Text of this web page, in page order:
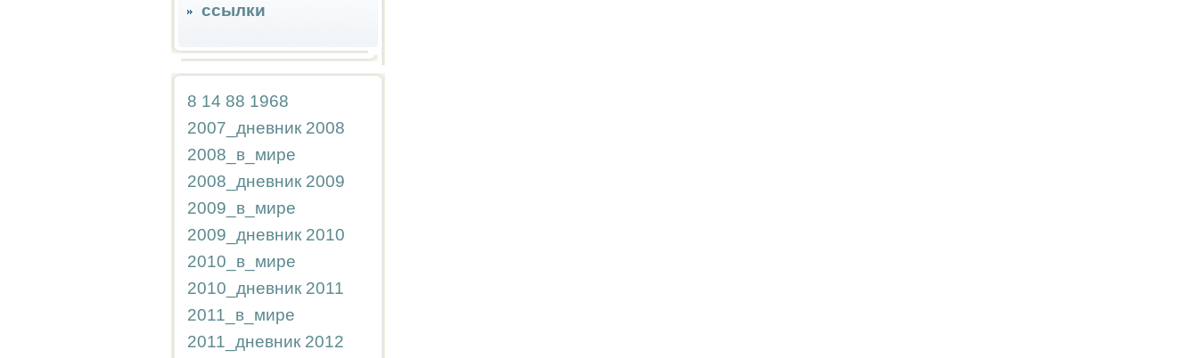
ссылки
8 14 88 1968
2007_дневник 2008
2008_в_мире
2008_дневник 2009
2009_в_мире
2009_дневник 2010
2010_в_мире
2010_дневник 2011
2011_в_мире
2011_дневник 2012